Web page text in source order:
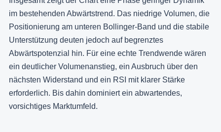
im bestehenden Abwärtstrend. Das niedrige Volumen, die
Positionierung am unteren Bollinger-Band und die stabile
Unterstützung deuten jedoch auf begrenztes
Abwärtspotenzial hin. Für eine echte Trendwende wären
ein deutlicher Volumenanstieg, ein Ausbruch über den
nächsten Widerstand und ein RSI mit klarer Stärke
erforderlich. Bis dahin dominiert ein abwartendes,
vorsichtiges Marktumfeld.